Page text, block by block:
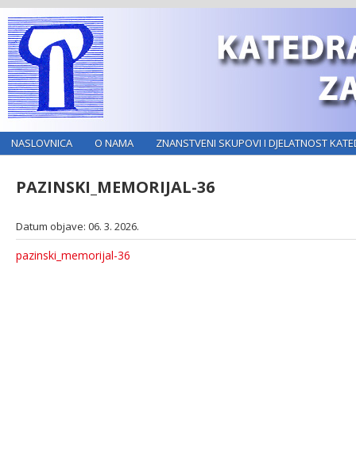
NASLOVNICA O NAMA ZNANSTVENI SKUPOVI I DJELATNOST
PAZINSKI_MEMORIJAL-36
Datum objave: 06. 3. 2026.
pazinski_memorijal-36